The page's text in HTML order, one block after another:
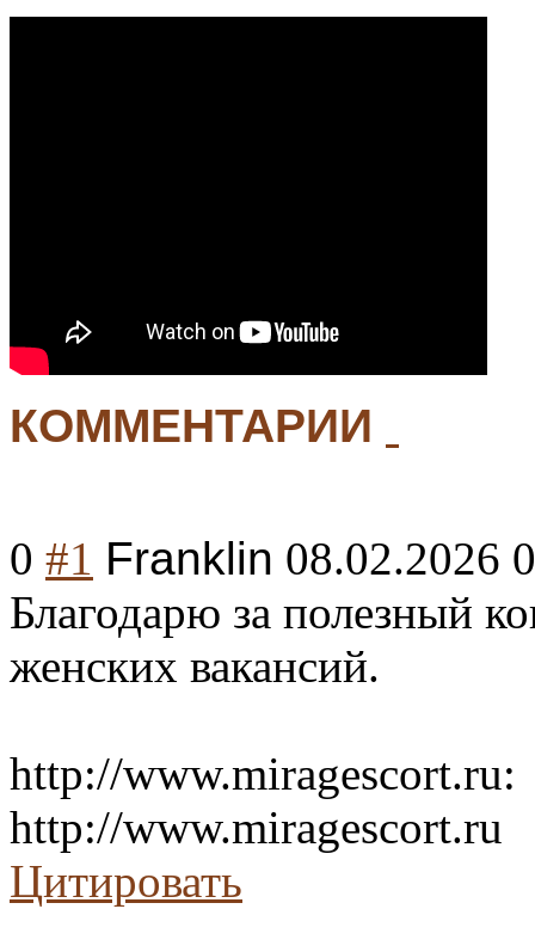
КОММЕНТАРИИ
0 #1 Franklin 08.02.2026
Благодарю за полезный
женских вакансий.
http://www.miragescort.ru:
http://www.miragescort.ru
Цитировать